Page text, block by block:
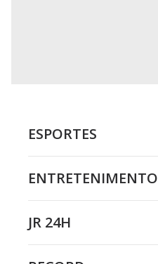
ESPORTES
ENTRETENIMENTO
JR 24H